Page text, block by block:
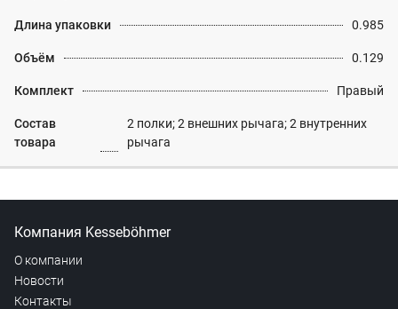
Длина упаковки 0.985
Объём 0.129
Комплект Правый
Состав
товара
2 полки; 2 внешних рычага; 2 внутренних
рычага
Компания Kesseböhmer
О компании
Новости
Контакты